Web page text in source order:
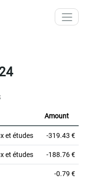
Amount
et études -319.43 €
et études -188.76 €
-0.79 €